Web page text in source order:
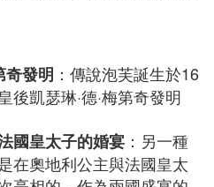
奇發明 ：傳說泡芙誕生於16
後凱瑟琳·德·梅第奇發明
國皇太子的婚宴 ：另一種
在奧地利公主與法國皇太